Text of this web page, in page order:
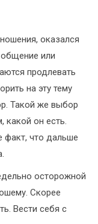
оказался
или
продлевать
на эту тему
Такой же выбор
он есть.
факт, что дальше
осторожной
Скорее
Вести себя с